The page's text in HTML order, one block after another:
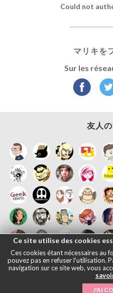
Could not
マリキを
Sur les
友人
Ce site utilise des cookies
Ces cookies étant nécessaires au
pouvez pas en refuser l'utilisation.
navigation sur ce site web, vous
J'AI